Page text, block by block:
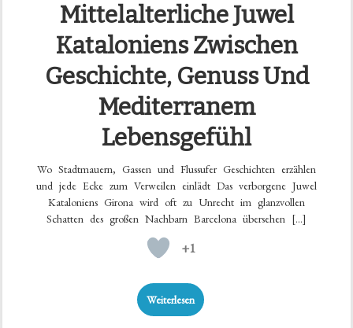
Mittelalterliche Juwel
Kataloniens Zwischen
Geschichte, Genuss Und
Mediterranem
Lebensgefühl
Wo Stadtmauern, Gassen und Flussufer Geschichten erzählen
und jede Ecke zum Verweilen einlädt Das verborgene Juwel
Kataloniens Girona wird oft zu Unrecht im glanzvollen
Schatten des großen Nachbarn Barcelona übersehen […]
+1
Weiterlesen